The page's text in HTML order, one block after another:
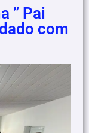
” Pai
com